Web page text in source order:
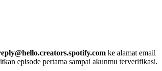
ke alamat email
episode pertama sampai akunmu terverifikasi.